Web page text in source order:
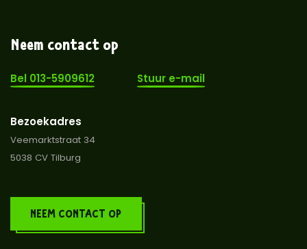
Neem contact op
Bel 013-5909612 Stuur e-mail
Bezoekadres
Veemarktstraat 34
5038 CV Tilburg
NEEM CONTACT OP